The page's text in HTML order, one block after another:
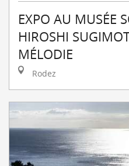
EXPO AU MUSÉE
HIROSHI
MÉLODIE
Rodez